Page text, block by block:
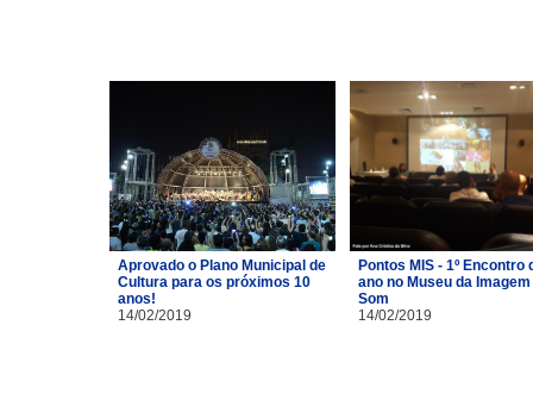
Aprovado o Plano Municipal de
Cultura para os próximos 10
anos!
14/02/2019
Pontos MIS - 1º Encontro
ano no Museu da Imagem
Som
14/02/2019